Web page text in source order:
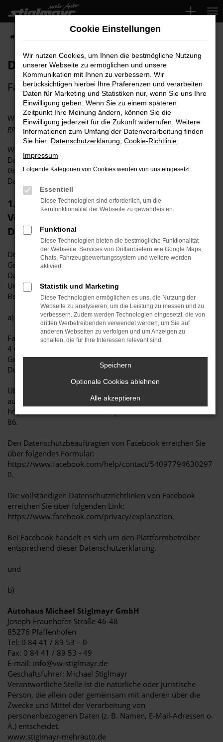
Zum
Hauptinhalt
springen
Datenschutz
Facebook
Wir führen unsere Facebook Seite nach den im Folgenden
geregelten Grundsätzen:
Wir verpflichten uns, die gesetzlichen Bestimmungen zum
Datenschutz einzuhalten und bemühen uns, stets die
Grundsätze der Datenvermeidung und der
Datenminimierung zu berücksichtigen.
1. Name und Anschrift des
Verantwortlichen sowie des
Datenschutzbeauftragten
Der Verantwortliche im Sinne der Datenschutz-
Grundverordnung und anderer nationaler
Datenschutzgesetze der Mitgliedsstaaten der Europäischen
Union sowie sonstiger datenschutzrechtlicher
Bestimmungen für diese Facebook Seite sind:
a)
Facebook Ireland Ltd.
4 Grand Canal Square
Grand Canal Harbour
Dublin 2 Ireland
Über folgendes Formular können Sie Kontakt mit Facebook
aufnehmen:
https://www.facebook.com/help/contact/20616652407705
86.
Den Datenschutzbeauftragten von Facebook erreichen Sie
über folgendes Formular:
https://www.facebook.com/help/contact/54097794630297
0.
Die vollständigen Datenschutzrichtlinien von Facebook
erreichen Sie über folgenden Link:
https://www.facebook.com/privacy/explanation.
Bei Facebook handelt es sich um den Plattformbetreiber
entsprechend dieser Datenschutzerklärung.
und
b)
Autohaus Michael Stiglmayr GmbH
Joseph-Fraunhofer-Straße 46-48
85276 Pfaffenhofen
Tel: 0 84 41 / 89 53 – 0
Fax: 0 84 41 / 89 53 - 49
E-mail: info@vw-stiglmayr.de
Geschäftsführer: Michael Stiglmayr
Verantwortliche Stelle ist die natürliche oder juristische
Person, die allein oder gemeinsam mit anderen über die
Zwecke und Mittel der Verarbeitung von
personenbezogenen Daten (z. B. Namen, E-Mail-Adressen o.
Ä.) entscheidet.
www.stiglmayr-mehrauto.de
Cookie Einstellungen
Wir nutzen Cookies, um Ihnen die bestmögliche Nutzung
unserer Webseite zu ermöglichen und unsere
Kommunikation mit Ihnen zu verbessern. Wir
berücksichtigen hierbei Ihre Präferenzen und verarbeiten
Daten für Marketing und Statistiken nur, wenn Sie uns Ihre
Einwilligung geben. Wenn Sie zu einem späteren
Zeitpunkt Ihre Meinung ändern, können Sie die
Einwilligung jederzeit für die Zukunft widerrufen. Weitere
Informationen zum Umfang der Datenverarbeitung finden
Sie hier: Datenschutzerklärung Cookie-Richtlinie
Impressum
Folgende Kategorien von Cookies werden von uns eingesetzt:
Essentiell
Diese Technologien sind erforderlich, um die
Kernfunktionalität der Webseite zu gewährleisten.
Funktional
Diese Technologien bieten die bestmögliche Funktionalität
der Webseite. Services von Drittanbietern wie Google Maps,
Chats, Fahrzeugbewertungssystem und weitere werden
aktiviert.
Statistik und Marketing
Diese Technologien ermöglichen es uns, die Nutzung der
Webseite zu analysieren, um die Leistung zu messen und zu
verbessern. Zudem werden Technologien eingesetzt, die von
dritten Werbetreibenden verwendet werden, um Sie auf
anderen Webseiten zu verfolgen und um Anzeigen zu
schalten, die für Ihre Interessen relevant sind.
Speichern
Optionale Cookies ablehnen
Alle akzeptieren